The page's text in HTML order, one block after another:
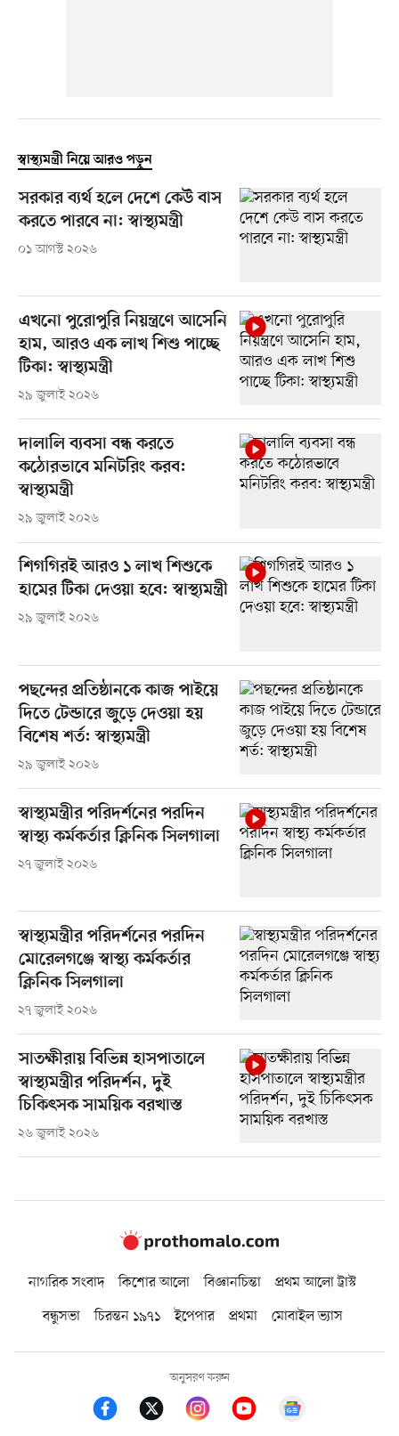
স্বাস্থ্যমন্ত্রী নিয়ে আরও পড়ুন
সরকার ব্যর্থ হলে দেশে কেউ বাস
করতে পারবে না: স্বাস্থ্যমন্ত্রী
০১ আগস্ট ২০২৬
এখনো পুরোপুরি নিয়ন্ত্রণে আসেনি
হাম, আরও এক লাখ শিশু পাচ্ছে
টিকা: স্বাস্থ্যমন্ত্রী
২৯ জুলাই ২০২৬
দালালি ব্যবসা বন্ধ করতে
কঠোরভাবে মনিটরিং করব:
স্বাস্থ্যমন্ত্রী
২৯ জুলাই ২০২৬
শিগগিরই আরও ১ লাখ শিশুকে
হামের টিকা দেওয়া হবে: স্বাস্থ্যমন্ত্রী
২৯ জুলাই ২০২৬
পছন্দের প্রতিষ্ঠানকে কাজ পাইয়ে
দিতে টেন্ডারে জুড়ে দেওয়া হয়
বিশেষ শর্ত: স্বাস্থ্যমন্ত্রী
২৯ জুলাই ২০২৬
স্বাস্থ্যমন্ত্রীর পরিদর্শনের পরদিন
স্বাস্থ্য কর্মকর্তার ক্লিনিক সিলগালা
২৭ জুলাই ২০২৬
স্বাস্থ্যমন্ত্রীর পরিদর্শনের পরদিন
মোরেলগঞ্জে স্বাস্থ্য কর্মকর্তার
ক্লিনিক সিলগালা
২৭ জুলাই ২০২৬
সাতক্ষীরায় বিভিন্ন হাসপাতালে
স্বাস্থ্যমন্ত্রীর পরিদর্শন, দুই
চিকিৎসক সাময়িক বরখাস্ত
২৬ জুলাই ২০২৬
নাগরিক সংবাদ কিশোর আলো বিজ্ঞানচিন্তা
প্রথম আলো ট্রাস্ট
বন্ধুসভা
চিরন্তন ১৯৭১ ইপেপার প্রথমা মোবাইল ভ্যাস
অনুসরণ করুন